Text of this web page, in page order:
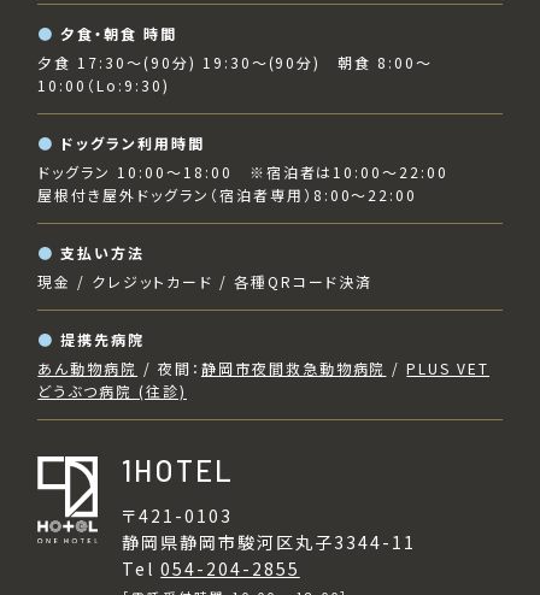
夕食・朝食 時間
夕食 17:30～(90分) 19:30〜(90分) 朝食 8:00～
10:00（Lo:9:30)
ドッグラン利用時間
ドッグラン 10:00～18:00 ※宿泊者は10:00～22:00
屋根付き屋外ドッグラン（宿泊者専用）8:00～22:00
支払い方法
現金 / クレジットカード / 各種QRコード決済
提携先病院
あん動物病院 / 夜間： 静岡市夜間救急動物病院 /PLUS VET
どうぶつ病院 (往診)
1HOTEL
〒421-0103
静岡県静岡市駿河区丸子3344-11
Tel054-204-2855